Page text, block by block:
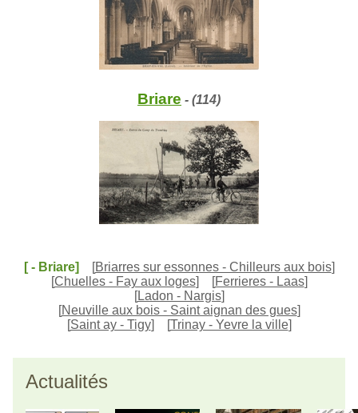
Briare - (114)
[ - Briare] [Briarres sur essonnes - Chilleurs aux bois]
[Chuelles - Fay aux loges] [Ferrieres - Laas]
[Ladon - Nargis]
[Neuville aux bois - Saint aignan des gues]
[Saint ay - Tigy] [Trinay - Yevre la ville]
Actualités